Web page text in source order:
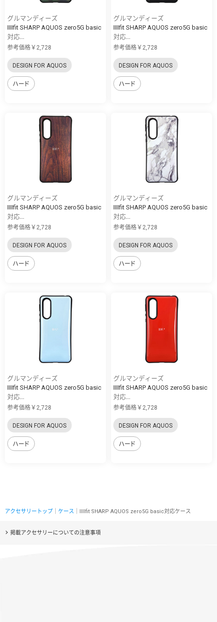
グルマンディーズ
IIIIfit SHARP AQUOS zero5G basic
対応...
参考価格￥2,728
DESIGN FOR AQUOS
ハード
グルマンディーズ
IIIIfit SHARP AQUOS zero5G basic
対応...
参考価格￥2,728
DESIGN FOR AQUOS
ハード
グルマンディーズ
IIIIfit SHARP AQUOS zero5G basic
対応...
参考価格￥2,728
DESIGN FOR AQUOS
ハード
グルマンディーズ
IIIIfit SHARP AQUOS zero5G basic
対応...
参考価格￥2,728
DESIGN FOR AQUOS
ハード
グルマンディーズ
IIIIfit SHARP AQUOS zero5G basic
対応...
参考価格￥2,728
DESIGN FOR AQUOS
ハード
グルマンディーズ
IIIIfit SHARP AQUOS zero5G basic
対応...
参考価格￥2,728
DESIGN FOR AQUOS
ハード
アクセサリートップ ケース ｜IIIIfit SHARP AQUOS zero5G basic対応ケース
掲載アクセサリーについての注意事項